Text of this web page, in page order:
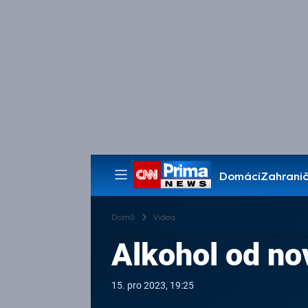
Domácí
Pořady
Domů Videa
Alkohol od
15. pro 2023, 19:25